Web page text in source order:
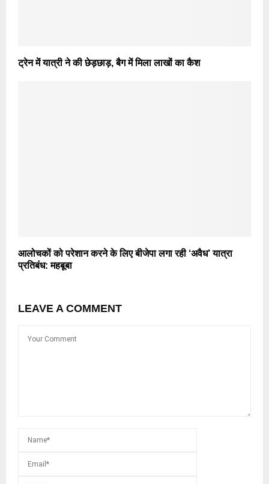
ट्रेन में यात्री ने की छेड़छाड़, बैग में मिला लाखों का कैश
आलोचकों को परेशान करने के लिए बीजेपा लगा रही ‘अवैध’ यात्रा
प्रतिबंध: महबूबा
LEAVE A COMMENT